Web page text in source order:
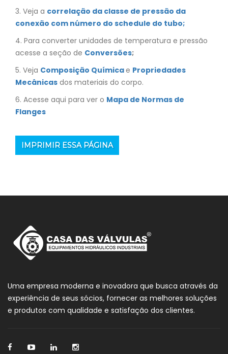
3. Veja a correlação da classe de pressão da
conexão com número do schedule do tubo;
4. Para converter unidades de temperatura e pressão
acesse a seção de Conversões;
5. Veja Composição Químicae Propriedades
Mecânicas dos materiais do corpo.
6. Acesse aqui para ver o Mapa de Normas de
Flanges
IMPRIMIR ESSA PÁGINA
Uma empresa moderna e inovadora que busca através da
experiência de seus sócios, fornecer as melhores soluções
e produtos com qualidade e satisfação dos clientes.